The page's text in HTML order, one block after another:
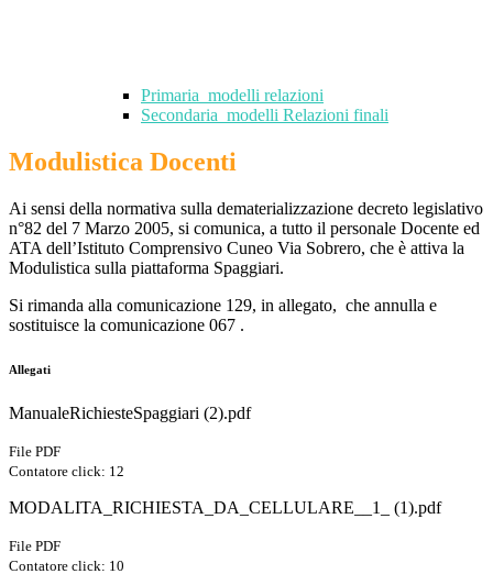
Primaria_modelli relazioni
Secondaria_modelli Relazioni finali
Modulistica Docenti
Ai sensi della normativa sulla dematerializzazione decreto legislativo
n°82 del 7 Marzo 2005, si comunica, a tutto il personale Docente ed
ATA dell’Istituto Comprensivo Cuneo Via Sobrero, che è attiva la
Modulistica sulla piattaforma Spaggiari.
Si rimanda alla comunicazione 129, in allegato, che annulla e
sostituisce la comunicazione 067 .
Allegati
ManualeRichiesteSpaggiari (2).pdf
File PDF
Contatore click: 12
MODALITA_RICHIESTA_DA_CELLULARE__1_ (1).pdf
File PDF
Contatore click: 10